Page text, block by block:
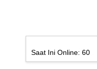
Saat Ini Online:60